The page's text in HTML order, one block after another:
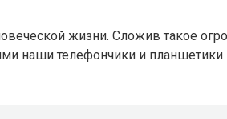
жизни. Сложив такое
наши телефончики и планшетики